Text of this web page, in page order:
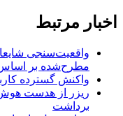
اخبار مرتبط
مطرح‌شده بر اساس
واکنش گسترده
برداشت